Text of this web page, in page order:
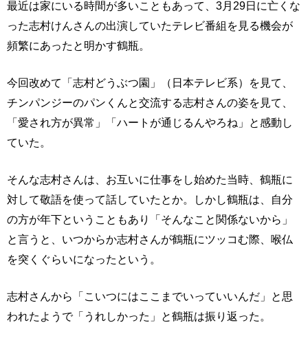
最近は家にいる時間が多いこともあって、3月29日に亡くな
った志村けんさんの出演していたテレビ番組を見る機会が
頻繁にあったと明かす鶴瓶。
今回改めて「志村どうぶつ園」（日本テレビ系）を見て、
チンパンジーのパンくんと交流する志村さんの姿を見て、
「愛され方が異常」「ハートが通じるんやろね」と感動し
ていた。
そんな志村さんは、お互いに仕事をし始めた当時、鶴瓶に
対して敬語を使って話していたとか。しかし鶴瓶は、自分
の方が年下ということもあり「そんなこと関係ないから」
と言うと、いつからか志村さんが鶴瓶にツッコむ際、喉仏
を突くぐらいになったという。
志村さんから「こいつにはここまでいっていいんだ」と思
われたようで「うれしかった」と鶴瓶は振り返った。